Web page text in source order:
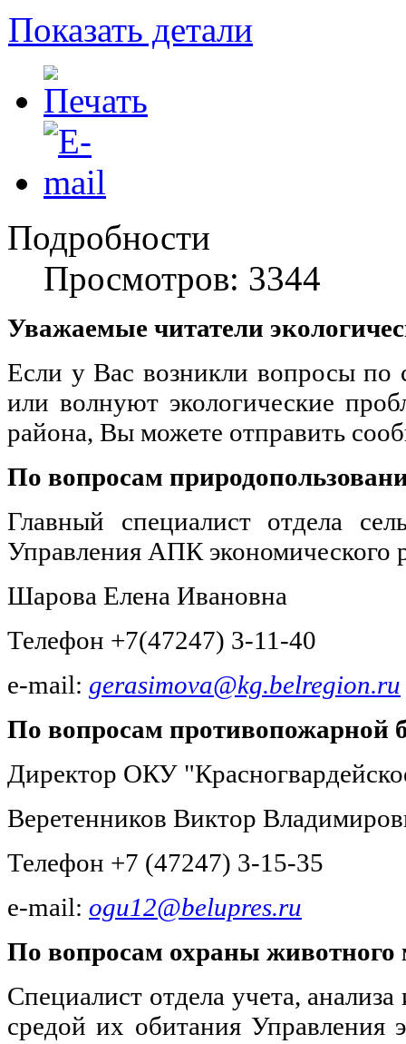
Показать детали
Подробности
Просмотров: 3344
Уважаемые читатели
Если у Вас возникли вопросы по
или волнуют экологические
района, Вы можете отправить
По вопросам
Главный специалист отдела
Управления АПК экономического
Шарова Елена Ивановна
Телефон +7(47247) 3-11-40
e-mail: gerasimova@kg.belregion.ru
По вопросам противопожарной
Директор ОКУ
Веретенников Виктор
Телефон +7 (47247) 3-15-35
e-mail: ogu12@belupres.ru
По вопросам охраны животного
Специалист отдела учета,
средой их обитания Управления